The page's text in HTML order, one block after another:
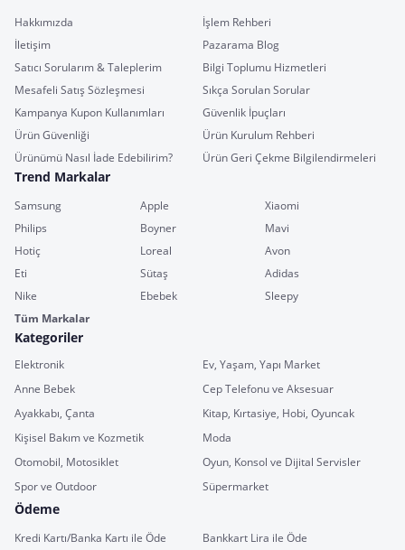
Hakkımızda
İşlem Rehberi
İletişim
Pazarama Blog
Satıcı Sorularım & Taleplerim
Bilgi Toplumu Hizmetleri
Mesafeli Satış Sözleşmesi
Sıkça Sorulan Sorular
Kampanya Kupon Kullanımları
Güvenlik İpuçları
Ürün Güvenliği
Ürün Kurulum Rehberi
Ürünümü Nasıl İade Edebilirim?
Ürün Geri Çekme Bilgilendirmeleri
Trend Markalar
Samsung Apple
Xiaomi
Philips
Boyner
Mavi
Hotiç
Loreal
Avon
Eti
Sütaş
Adidas
Nike
Ebebek
Sleepy
Tüm Markalar
Kategoriler
Elektronik
Ev, Yaşam, Yapı Market
Anne Bebek
Cep Telefonu ve Aksesuar
Ayakkabı, Çanta
Kitap, Kırtasiye, Hobi, Oyuncak
Kişisel Bakım ve Kozmetik
Moda
Otomobil, Motosiklet
Oyun, Konsol ve Dijital Servisler
Spor ve Outdoor
Süpermarket
Ödeme
Kredi Kartı/Banka Kartı ile Öde
Bankkart Lira ile Öde